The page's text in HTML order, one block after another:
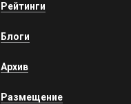
Рейтинги
Блоги
Архив
Размещение